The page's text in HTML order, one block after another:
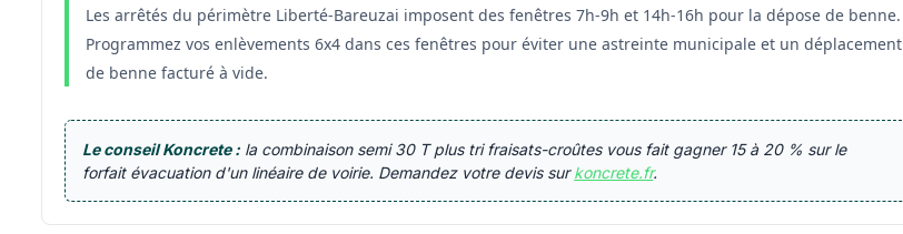
Les arrêtés du périmètre Liberté-Bareuzai imposent des fenêtres 7h-9h et 14h-16h pour la dépose de benne.
Programmez vos enlèvements 6x4 dans ces fenêtres pour éviter une astreinte municipale et un déplacement
de benne facturé à vide.
Le conseil Koncrete : la combinaison semi 30 T plus tri fraisats-croûtes vous fait gagner 15 à 20 % sur le
forfait évacuation d'un linéaire de voirie. Demandez votre devis surkoncrete.fr.